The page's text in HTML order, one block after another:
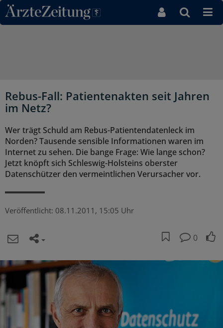
Direkt zum Inhaltsbereich
Rebus-Fall: Patientenakten seit Jahren
im Netz?
Wer trägt Schuld am Rebus-Patientendatenleck im
Norden? Tausende sensible Informationen waren im
Internet zu sehen. Die bange Frage: Wie lange schon?
Jetzt knöpft sich Schleswig-Holsteins oberster
Datenschützer den vermeintlichen Verursacher vor.
Veröffentlicht: 08.11.2011, 15:05 Uhr
0